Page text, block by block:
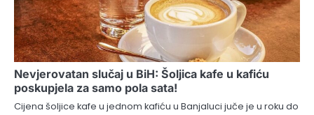
Nevjerovatan slučaj u BiH: Šoljica kafe u kafiću
poskupjela za samo pola sata!
Cijena šoljice kafe u jednom kafiću u Banjaluci juče je u roku do